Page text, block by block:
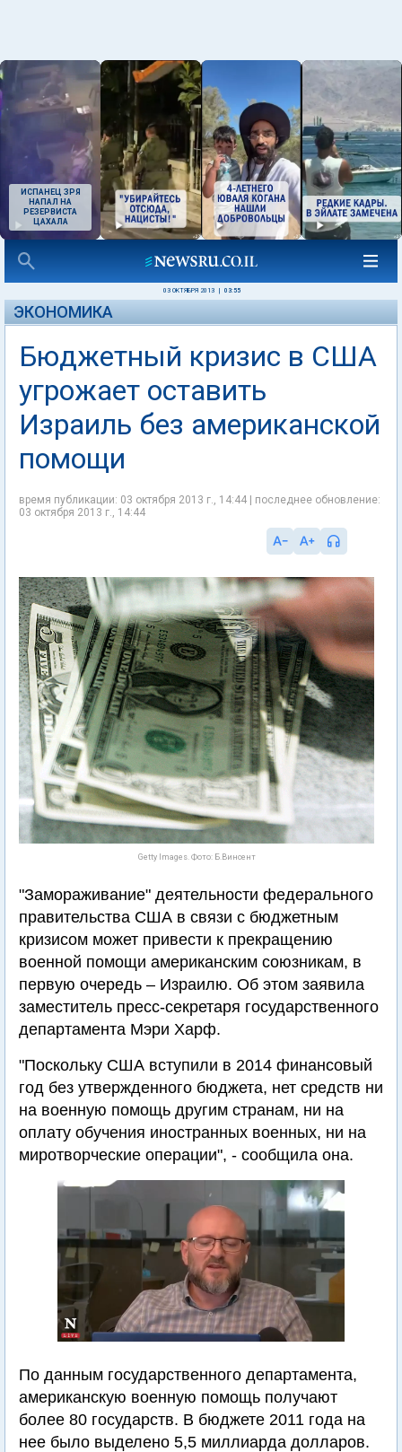
ИСПАНЕЦ ЗРЯ
НАПАЛ НА
РЕЗЕРВИСТА
ЦАХАЛА
03 ОКТЯБРЯ 2013 03:55
ЭКОНОМИКА
Бюджетный кризис в США
угрожает оставить
Израиль без американской
помощи
время публикации: 03 октября 2013 г., 14:44 | последнее обновление:
03 октября 2013 г., 14:44
Getty Images. Фото: Б.Винсент
"Замораживание" деятельности федерального
правительства США в связи с бюджетным
кризисом может привести к прекращению
военной помощи американским союзникам, в
первую очередь – Израилю. Об этом заявила
заместитель пресс-секретаря государственного
департамента Мэри Харф.
"Поскольку США вступили в 2014 финансовый
год без утвержденного бюджета, нет средств ни
на военную помощь другим странам, ни на
оплату обучения иностранных военных, ни на
миротворческие операции", - сообщила она.
По данным государственного департамента,
американскую военную помощь получают
более 80 государств. В бюджете 2011 года на
нее было выделено 5,5 миллиарда долларов.